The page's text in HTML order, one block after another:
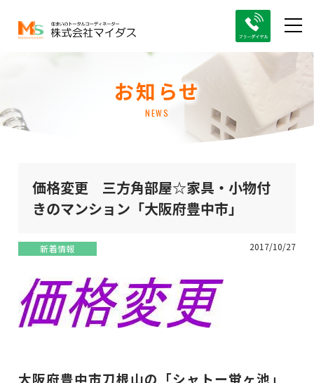
お知らせ
NEWS
価格変更 三方角部屋☆家具・小物付
きのマンション「大阪府豊中市」
新着情報 2017/10/27
大阪府豊中市刀根山の「シャトー蛍ヶ池」